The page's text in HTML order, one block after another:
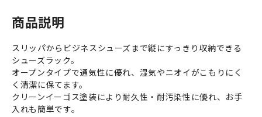
商品説明
スリッパからビジネスシューズまで縦にすっきり収納できる
シューズラック。
オープンタイプで通気性に優れ、湿気やニオイがこもりにく
く清潔に保てます。
クリーンイーゴス塗装により耐久性・耐汚染性に優れ、お手
入れも簡単です。